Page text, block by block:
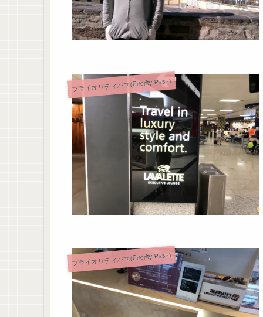
プライオリティパス(Priority Pass)
プライオリティパス(Priority Pass)